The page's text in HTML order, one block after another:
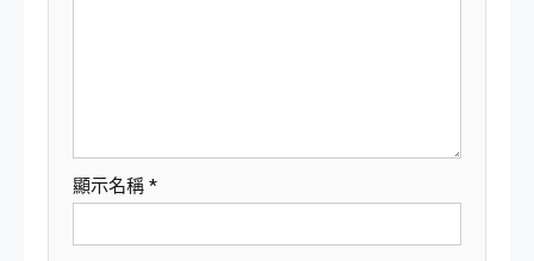
顯示名稱 *